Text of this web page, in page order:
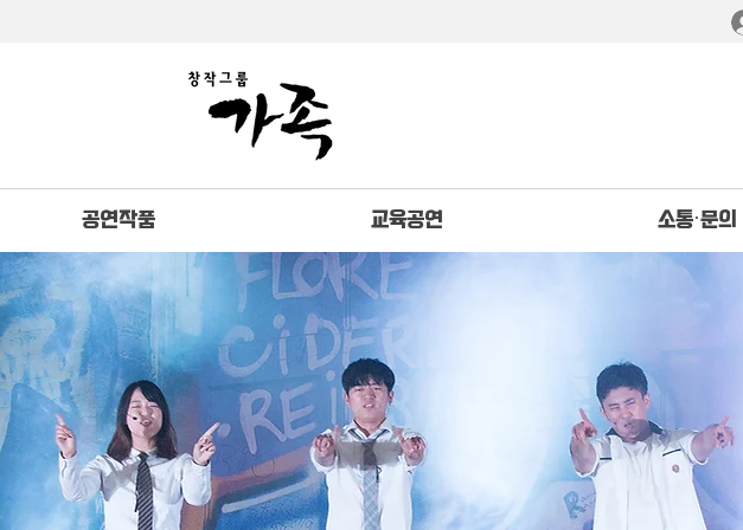
공연작품 교육공연 소통·문의